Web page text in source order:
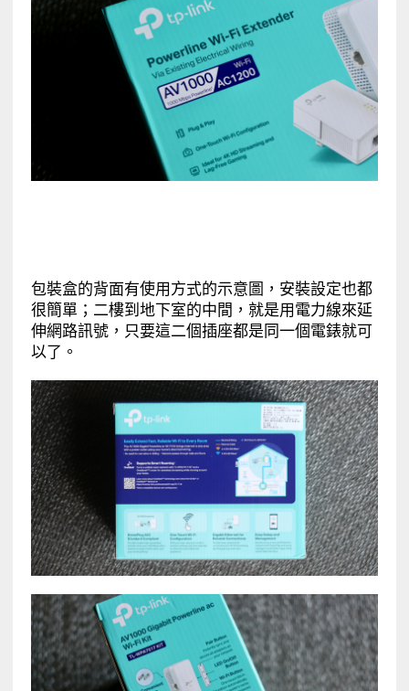
包裝盒的背面有使用方式的示意圖，安裝設定也都
很簡單；二樓到地下室的中間，就是用電力線來延
伸網路訊號，只要這二個插座都是同一個電錶就可
以了。